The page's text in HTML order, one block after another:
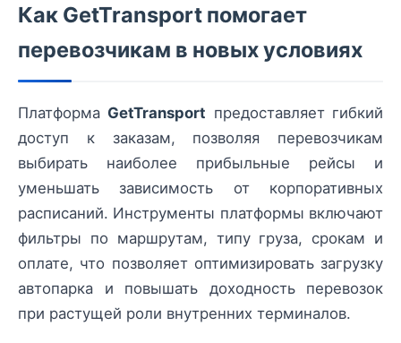
Как GetTransport помогает
перевозчикам в новых условиях
Платформа GetTransport предоставляет гибкий
доступ к заказам, позволяя перевозчикам
выбирать наиболее прибыльные рейсы и
уменьшать зависимость от корпоративных
расписаний. Инструменты платформы включают
фильтры по маршрутам, типу груза, срокам и
оплате, что позволяет оптимизировать загрузку
автопарка и повышать доходность перевозок
при растущей роли внутренних терминалов.